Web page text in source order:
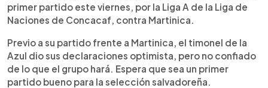
primer partido este viernes, por la Liga A de la Liga de
Naciones de Concacaf, contra Martinica.
Previo a su partido frente a Martinica, el timonel de la
Azul dio sus declaraciones optimista, pero no confiado
de lo que el grupo hará. Espera que sea un primer
partido bueno para la selección salvadoreña.